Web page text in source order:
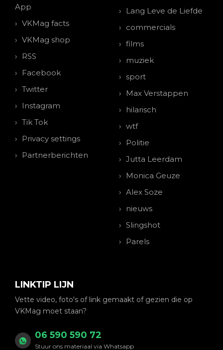
App
VKMag facts
VKMag shop
RSS
Facebook
Twitter
Instagram
Tik Tok
Privacy settings
Partnerberichten
Lang Leve de Liefde
commercials
films
muziek
sport
Max Verstappen
hilarisch
wtf
Politie
Jutta Leerdam
Monica Geuze
Alex Soze
nieuws
Slingshot
Parels
LINKTIP LIJN
Vette video, foto's of link gemaakt of gezien die op
VKMag moet staan?
06 590 590 72
Stuur ons materiaal via Whatsapp